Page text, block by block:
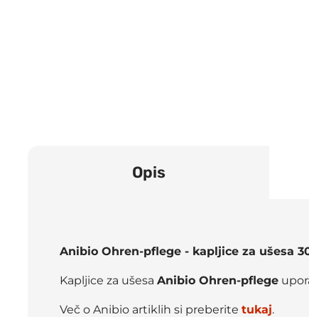
Opis
Anibio Ohren-pflege - kapljice za ušesa
Kapljice za ušesaAnibio Ohren-pflege
Več o Anibio artiklih si preberitetukaj.